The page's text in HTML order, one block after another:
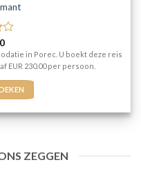
in Porec. U boekt deze reis
EUR 230.00 per persoon.
ZEGGEN